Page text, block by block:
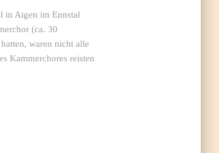
in Aigen im Ennstal
(ca. 30
waren nicht alle
Kammerchores reisten